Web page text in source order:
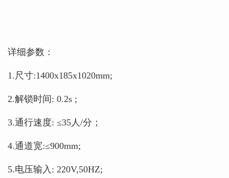
详细参数：
1.尺寸:1400x185x1020mm;
2.解锁时间: 0.2s ;
3.通行速度: ≤35人/分；
4.通道宽:≤900mm;
5.电压输入: 220V,50HZ;